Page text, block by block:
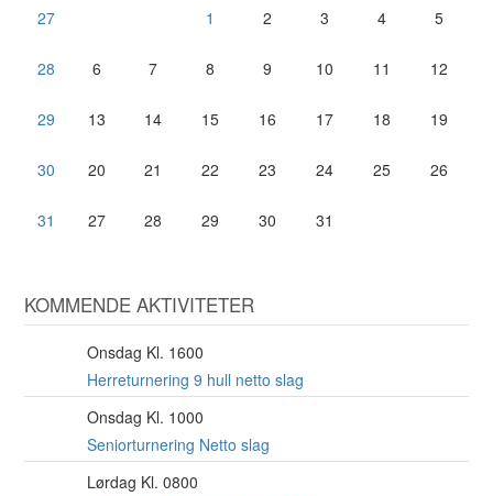
27 1 2 3 4 5
28 6 7 8 9 10 11 12
29 13 14 15 16 17 18 19
30 20 21 22 23 24 25 26
31 27 28 29 30 31
KOMMENDE AKTIVITETER
Onsdag Kl. 1600
Herreturnering 9 hull netto slag
Onsdag Kl. 1000
Seniorturnering Netto slag
Lørdag Kl. 0800